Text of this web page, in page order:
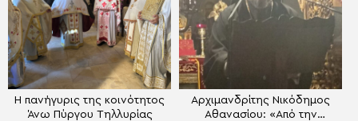
H πανήγυρις της κοινότητος
Άνω Πύργου Τηλλυρίας
Αρχιμανδρίτης Νικόδημος
Αθανασίου: «Από την